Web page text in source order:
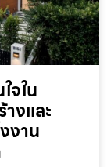
จใน
งและ
งาน